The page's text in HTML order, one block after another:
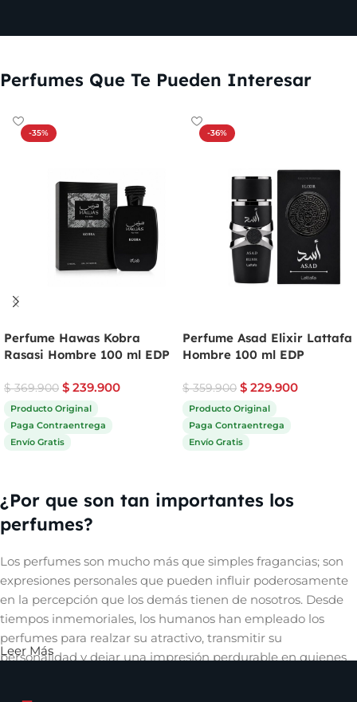
Perfumes Que Te Pueden Interesar
-35%
Perfume Hawas Kobra
Rasasi Hombre 100 ml EDP
$369.900 $ 239.900
Producto Original
Paga Contraentrega
Envío Gratis
-36%
Perfume Asad Elixir Lattafa
Hombre 100 ml EDP
$359.900 $ 229.900
Producto Original
Paga Contraentrega
Envío Gratis
¿Por que son tan importantes los
perfumes?
Los perfumes son mucho más que simples fragancias; son
expresiones personales que pueden influir poderosamente
en la percepción que los demás tienen de nosotros. Desde
tiempos inmemoriales, los humanos han empleado los
perfumes para realzar su atractivo, transmitir su
personalidad y dejar una impresión perdurable en quienes
Leer Más